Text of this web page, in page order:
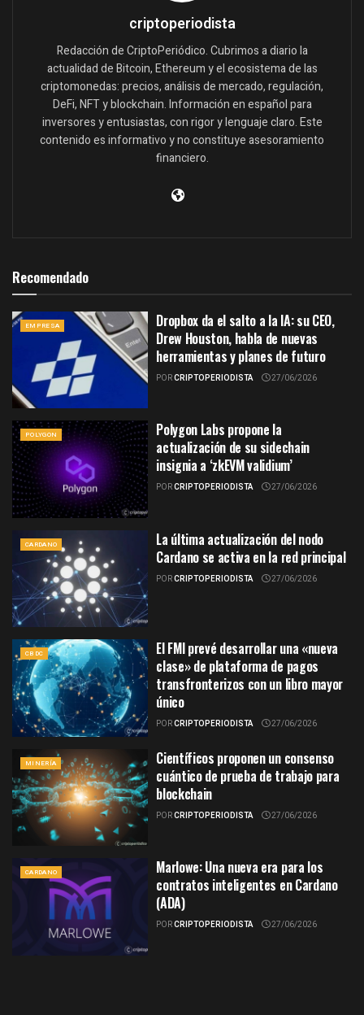
criptoperiodista
Redacción de CriptoPeriódico. Cubrimos a diario la
actualidad de Bitcoin, Ethereum y el ecosistema de las
criptomonedas: precios, análisis de mercado, regulación,
DeFi, NFT y blockchain. Información en español para
inversores y entusiastas, con rigor y lenguaje claro. Este
contenido es informativo y no constituye asesoramiento
financiero.
Recomendado
EMPRESA
Dropbox da el salto a la IA: su CEO,
Drew Houston, habla de nuevas
herramientas y planes de futuro
PORCRIPTOPERIODISTA 27/06/2026
POLYGON
Polygon Labs propone la
actualización de su sidechain
insignia a ‘zkEVM validium’
PORCRIPTOPERIODISTA 27/06/2026
CARDANO
La última actualización del nodo
Cardano se activa en la red principal
PORCRIPTOPERIODISTA 27/06/2026
CBDC
El FMI prevé desarrollar una «nueva
clase» de plataforma de pagos
transfronterizos con un libro mayor
único
PORCRIPTOPERIODISTA 27/06/2026
MINERÍA
Científicos proponen un consenso
cuántico de prueba de trabajo para
blockchain
PORCRIPTOPERIODISTA 27/06/2026
CARDANO
Marlowe: Una nueva era para los
contratos inteligentes en Cardano
(ADA)
PORCRIPTOPERIODISTA 27/06/2026